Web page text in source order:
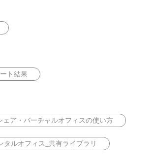
ト結果
ェア・バーチャルオフィスの使い方
タルオフィス_共有ライブラリ